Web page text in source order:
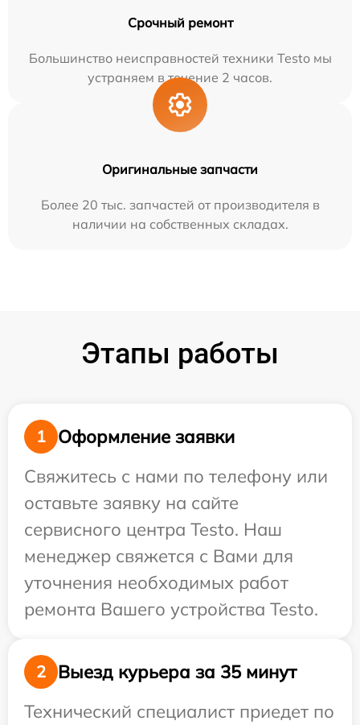
Срочный ремонт
Большинство неисправностей техники Testo мы
устраняем в течение 2 часов.
Оригинальные запчасти
Более 20 тыс. запчастей от производителя в
наличии на собственных складах.
Этапы работы
1
Оформление заявки
Свяжитесь с нами по телефону или
оставьте заявку на сайте
сервисного центра Testo. Наш
менеджер свяжется с Вами для
уточнения необходимых работ
ремонта Вашего устройства Testo.
2
Выезд курьера за 35 минут
Технический специалист приедет по